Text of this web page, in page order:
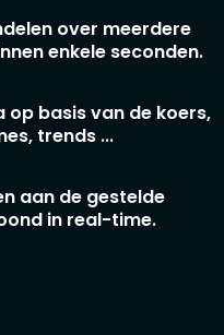
over meerdere
enkele seconden.
basis van de koers,
trends ...
aan de gestelde
in real-time.